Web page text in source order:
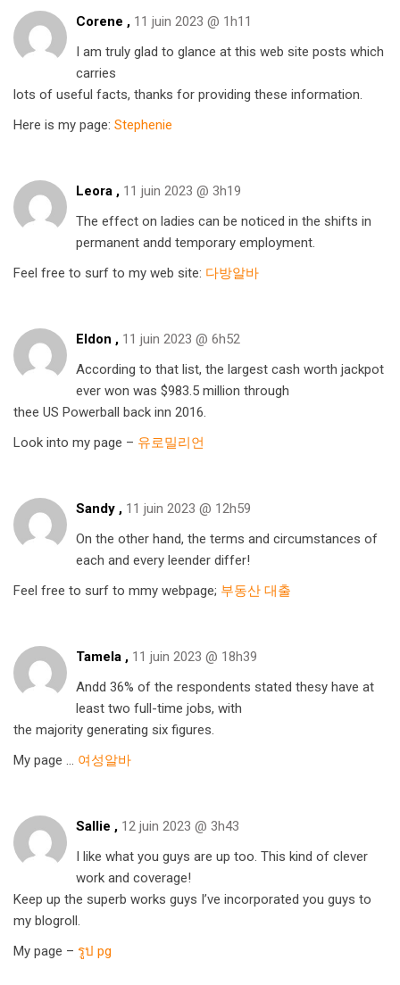
Corene , 11 juin 2023 @ 1h11
I am truly glad to glance at this web site posts which
carries
lots of useful facts, thanks for providing these information.
Here is my page: Stephenie
Leora , 11 juin 2023 @ 3h19
The effect on ladies can be noticed in the shifts in
permanent andd temporary employment.
Feel free to surf to my web site: 다방알바
Eldon , 11 juin 2023 @ 6h52
According to that list, the largest cash worth jackpot
ever won was $983.5 million through
thee US Powerball back inn 2016.
Look into my page – 유로밀리언
Sandy , 11 juin 2023 @ 12h59
On the other hand, the terms and circumstances of
each and every leender differ!
Feel free to surf to mmy webpage; 부동산 대출
Tamela , 11 juin 2023 @ 18h39
Andd 36% of the respondents stated thesy have at
least two full-time jobs, with
the majority generating six figures.
My page … 여성알바
Sallie , 12 juin 2023 @ 3h43
I like what you guys are up too. This kind of clever
work and coverage!
Keep up the superb works guys I’ve incorporated you guys to
my blogroll.
My page – รูป pg